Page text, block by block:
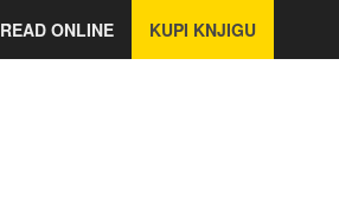
READ ONLINE KUPI KNJIGU